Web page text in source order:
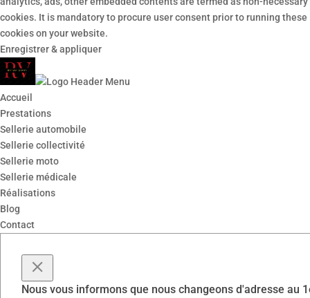
cookies. It is mandatory to procure user consent prior to running these
cookies on your website.
Enregistrer & appliquer
Accueil
Prestations
Sellerie automobile
Sellerie collectivité
Sellerie moto
Sellerie médicale
Réalisations
Blog
Contact
Nous vous informons que nous changeons d'adresse au